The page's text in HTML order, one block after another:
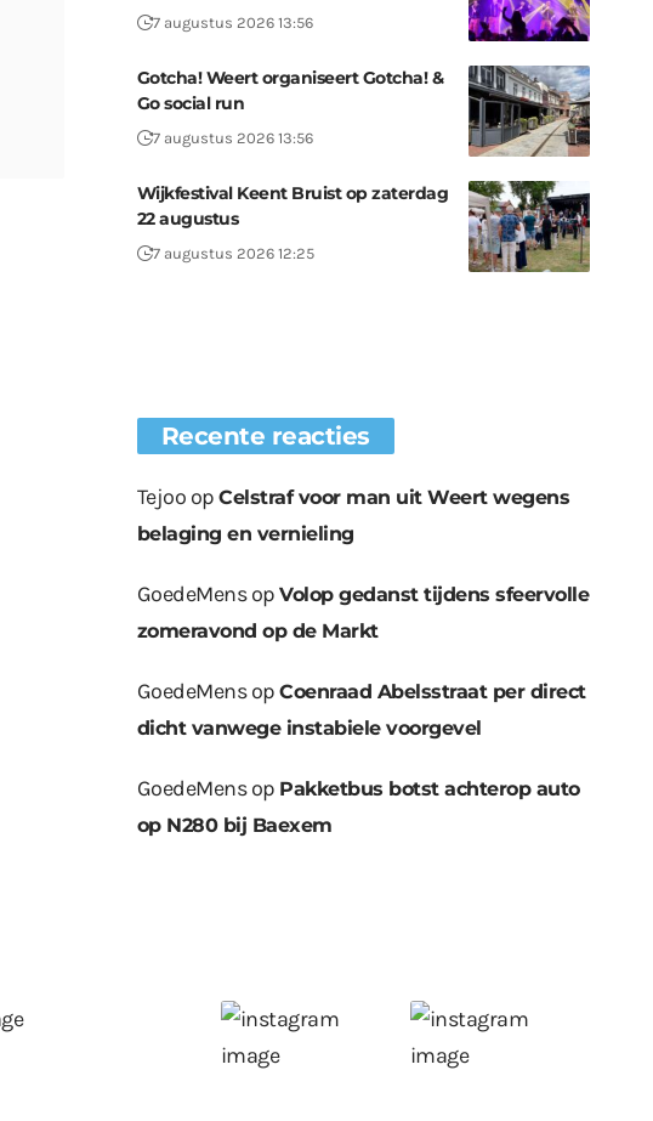
7 augustus 2026 13:56
Gotcha! Weert organiseert Gotcha! &
Go social run
7 augustus 2026 13:56
Wijkfestival Keent Bruist op zaterdag
22 augustus
7 augustus 2026 12:25
Recente reacties
Tejoo opCelstraf voor man uit Weert wegens
belaging en vernieling
GoedeMensopVolop gedanst tijdens sfeervolle
zomeravond op de Markt
GoedeMensopCoenraad Abelsstraat per direct
dicht vanwege instabiele voorgevel
GoedeMensop Pakketbus botst achterop auto
op N280 bij Baexem